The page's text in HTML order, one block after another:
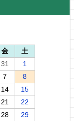
金
土
31
1
7
8
14
15
21
22
28
29